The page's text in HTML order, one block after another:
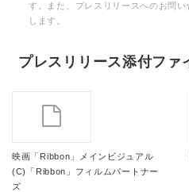
す。また、プレスリリースへのお問
します。
プレスリリース添付ファ
映画「Ribbon」メインビジュアル
(C)「Ribbon」フィルムパートナー
ズ